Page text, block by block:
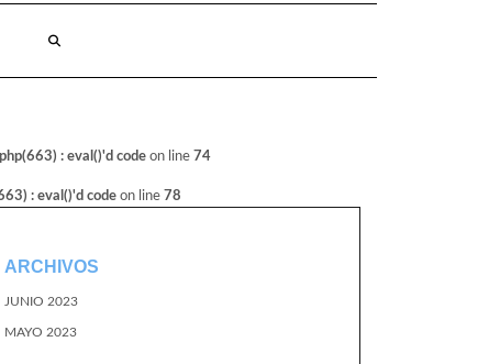
: eval()'d code on line 74
: eval()'d code on line 78
ARCHIVOS
JUNIO 2023
MAYO 2023